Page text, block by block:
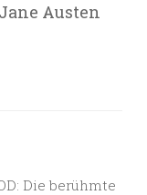
Austen
Die berühmte